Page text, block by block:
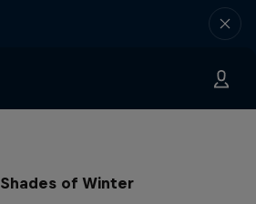
Shades of Winter